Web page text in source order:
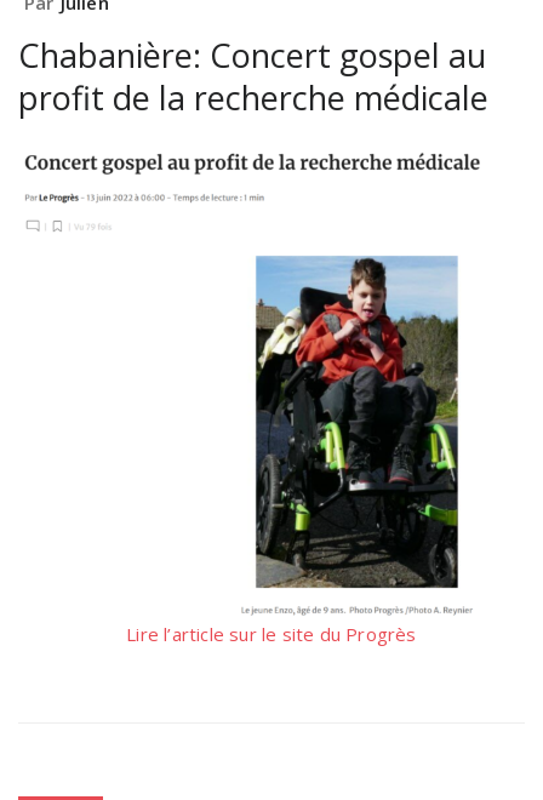
Chabanière: Concert gospel au
profit de la recherche médicale
Lire l’article sur le site du Progrès